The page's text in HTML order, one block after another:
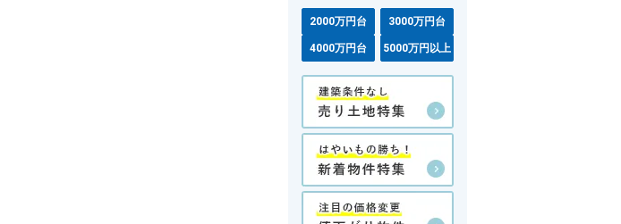
2000万円台 3000万円台
4000万円台 5000万円以上